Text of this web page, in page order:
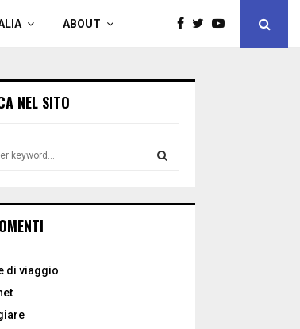
ABOUT
NEL SITO
di viaggio